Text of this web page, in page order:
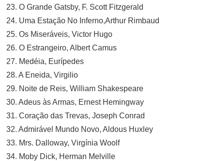
23. O Grande Gatsby, F. Scott Fitzgerald
24. Uma Estação No Inferno,Arthur Rimbaud
25. Os Miseráveis, Victor Hugo
26. O Estrangeiro, Albert Camus
27. Medéia, Eurípedes
28. A Eneida, Virgilio
29. Noite de Reis, William Shakespeare
30. Adeus às Armas, Ernest Hemingway
31. Coração das Trevas, Joseph Conrad
32. Admirável Mundo Novo, Aldous Huxley
33. Mrs. Dalloway, Virgínia Woolf
34. Moby Dick, Herman Melville